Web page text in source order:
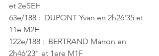
et 2eSEH
63e/188 :  DUPONT Yvan en 2h26'35 et
11e M2H
122e/188 :  BERTRAND Manon en
2h46'23" et 1ere M1F